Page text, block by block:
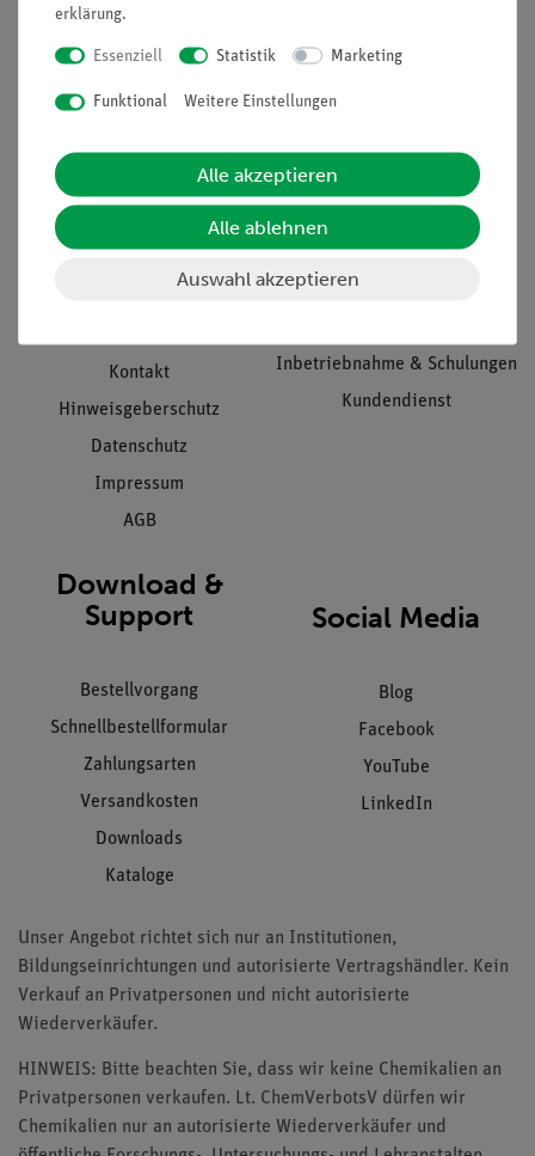
Informationen
Kontakt
Hinweisgeberschutz
Datenschutz
Impressum
AGB
Service
Übersicht Service
Inbetriebnahme & Schulungen
Kundendienst
Download &
Support
Bestellvorgang
Schnellbestellformular
Zahlungsarten
Versandkosten
Downloads
Kataloge
Social Media
Blog
Facebook
YouTube
LinkedIn
Unser Angebot richtet sich nur an Institutionen,
Bildungseinrichtungen und autorisierte Vertragshändler. Kein
Verkauf an Privatpersonen und nicht autorisierte
Wiederverkäufer.
HINWEIS: Bitte beachten Sie, dass wir keine Chemikalien an
Privatpersonen verkaufen. Lt. ChemVerbotsV dürfen wir
Chemikalien nur an autorisierte Wiederverkäufer und
erklärung.
Essenziell Statistik Marketing
Funktional Weitere Einstellungen
Alle akzeptieren
Alle ablehnen
Auswahl akzeptieren